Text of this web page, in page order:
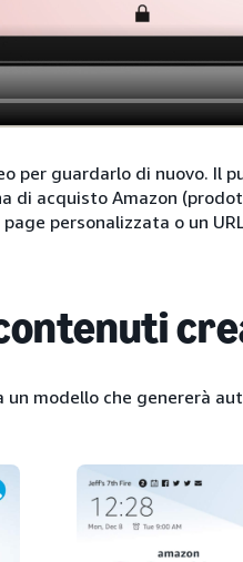
per guardarlo di nuovo. Il
di acquisto Amazon
personalizzata o un
modello che genererà